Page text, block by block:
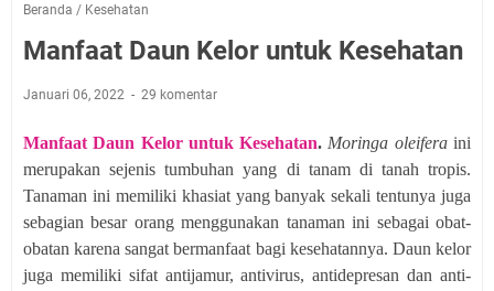
Beranda / Kesehatan
Manfaat Daun Kelor untuk Kesehatan
Januari 06, 2022 29 komentar
Manfaat Daun Kelor untuk Kesehatan. Moringa oleiferaini
merupakan sejenis tumbuhan yang di tanam di tanah tropis.
Tanaman ini memiliki khasiat yang banyak sekali tentunya juga
sebagian besar orang menggunakan tanaman ini sebagai obat-
obatan karena sangat bermanfaat bagi kesehatannya. Daun kelor
juga memiliki sifat antijamur, antivirus, antidepresan dan anti-